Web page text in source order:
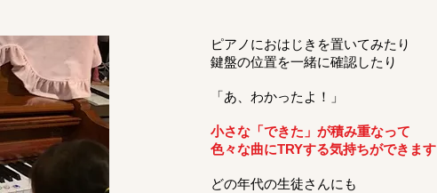
ピアノにおはじきを置いてみたり
鍵盤の位置を一緒に確認したり
「あ、わかったよ！」
小さな「できた」が積み重なって
色々な曲にTRYする気持ちができます
どの年代の生徒さんにも